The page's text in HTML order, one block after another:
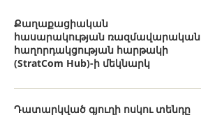
Քաղաքացիական
հասարակության ռազմավարական
հաղորդակցության հարթակի
(StratCom Hub)-ի մեկնարկ
Դատարկված գյուղի ոսկու տենդը